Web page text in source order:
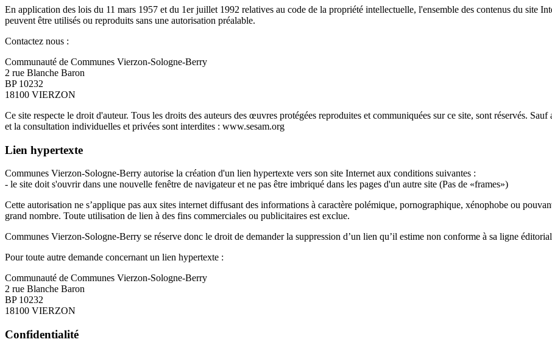
En application des lois du 11 mars 1957 et du 1er juillet 1992 relatives au code de la propriété intellectuelle, l'ensemble des contenus du site
peuvent être utilisés ou reproduits sans une autorisation préalable.
Contactez nous :
Communauté de Communes Vierzon-Sologne-Berry
2 rue Blanche Baron
BP 10232
18100 VIERZON
Ce site respecte le droit d'auteur. Tous les droits des auteurs des œuvres protégées reproduites et communiquées sur ce site, sont réservés.
et la consultation individuelles et privées sont interdites : www.sesam.org
Lien hypertexte
Communes Vierzon-Sologne-Berry autorise la création d'un lien hypertexte vers son site Internet aux conditions suivantes :
- le site doit s'ouvrir dans une nouvelle fenêtre de navigateur et ne pas être imbriqué dans les pages d'un autre site (Pas de «frames»)
Cette autorisation ne s’applique pas aux sites internet diffusant des informations à caractère polémique, pornographique, xénophobe ou
grand nombre. Toute utilisation de lien à des fins commerciales ou publicitaires est exclue.
Communes Vierzon-Sologne-Berry se réserve donc le droit de demander la suppression d’un lien qu’il estime non conforme à sa ligne
Pour toute autre demande concernant un lien hypertexte :
Communauté de Communes Vierzon-Sologne-Berry
2 rue Blanche Baron
BP 10232
18100 VIERZON
Confidentialité